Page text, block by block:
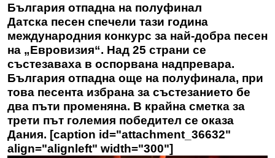
България отпадна на полуфинал
Датска песен спечели тази година
международния конкурс за най-добра песен
на „Евровизия“. Над 25 страни се
състезаваха в оспорвана надпревара.
България отпадна още на полуфинала, при
това песента избрана за състезанието бе
два пъти променяна. В крайна сметка за
трети път големия победител се оказа
Дания. [caption id="attachment_36632"
align="alignleft" width="300"]